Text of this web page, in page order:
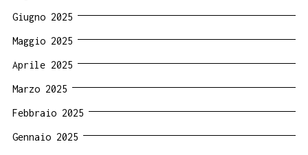
Giugno 2025
Maggio 2025
Aprile 2025
Marzo 2025
Febbraio 2025
Gennaio 2025